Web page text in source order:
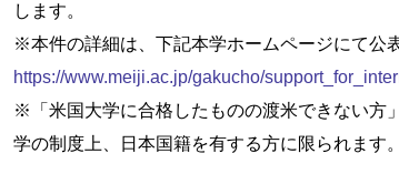
します。
※本件の詳細は、下記本学ホームページにて公
https://www.meiji.ac.jp/gakucho/
※「米国大学に合格したものの渡米できない方
学の制度上、日本国籍を有する方に限られます。